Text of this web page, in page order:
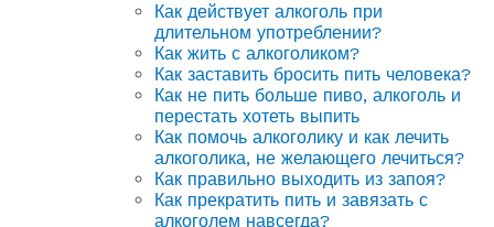
Как действует алкоголь при
длительном употреблении?
Как жить с алкоголиком?
Как заставить бросить пить человека?
Как не пить больше пиво, алкоголь и
перестать хотеть выпить
Как помочь алкоголику и как лечить
алкоголика, не желающего лечиться?
Как правильно выходить из запоя?
Как прекратить пить и завязать с
алкоголем навсегда?